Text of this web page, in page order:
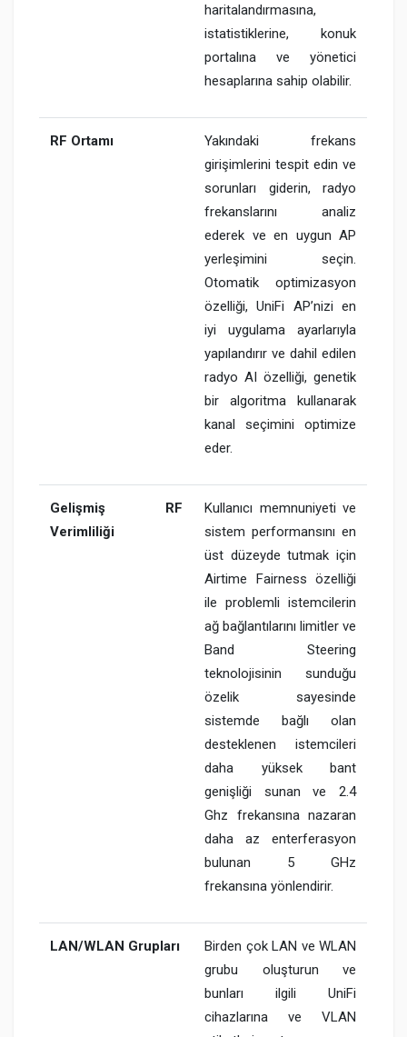
haritalandırmasına,
istatistiklerine, konuk
portalına ve yönetici
hesaplarına sahip olabilir.
RF Ortamı
Yakındaki frekans
girişimlerini tespit edin ve
sorunları giderin, radyo
frekanslarını analiz
ederek ve en uygun AP
yerleşimini seçin.
Otomatik optimizasyon
özelliği, UniFi AP’nizi en
iyi uygulama ayarlarıyla
yapılandırır ve dahil edilen
radyo AI özelliği, genetik
bir algoritma kullanarak
kanal seçimini optimize
eder.
Gelişmiş RF
Verimliliği
Kullanıcı memnuniyeti ve
sistem performansını en
üst düzeyde tutmak için
Airtime Fairness özelliği
ile problemli istemcilerin
ağ bağlantılarını limitler ve
Band Steering
teknolojisinin sunduğu
özelik sayesinde
sistemde bağlı olan
desteklenen istemcileri
daha yüksek bant
genişliği sunan ve 2.4
Ghz frekansına nazaran
daha az enterferasyon
bulunan 5 GHz
frekansına yönlendirir.
LAN/WLAN Grupları
Birden çok LAN ve WLAN
grubu oluşturun ve
bunları ilgili UniFi
cihazlarına ve VLAN